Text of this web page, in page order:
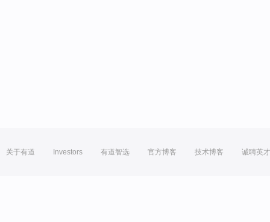
关于有道 Investors 有道智选 官方博客 技术博客 诚聘英才